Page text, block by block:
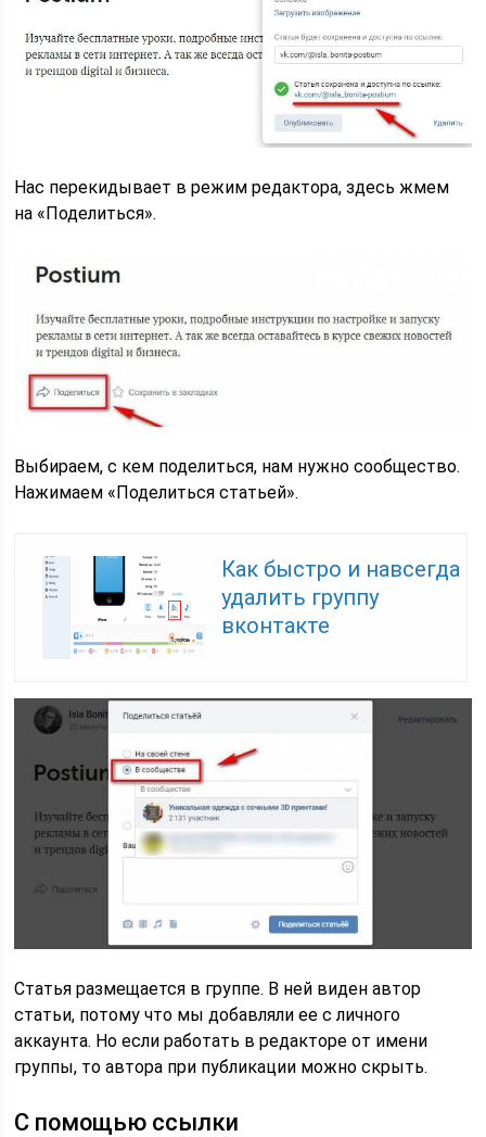
Нас перекидывает в режим редактора, здесь жмем
на «Поделиться».
Выбираем, с кем поделиться, нам нужно сообщество.
Нажимаем «Поделиться статьей».
Как быстро и навсегда
удалить группу
вконтакте
Статья размещается в группе. В ней виден автор
статьи, потому что мы добавляли ее с личного
аккаунта. Но если работать в редакторе от имени
группы, то автора при публикации можно скрыть.
С помощью ссылки